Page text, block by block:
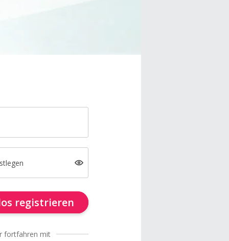
registrieren
fortfahren mit